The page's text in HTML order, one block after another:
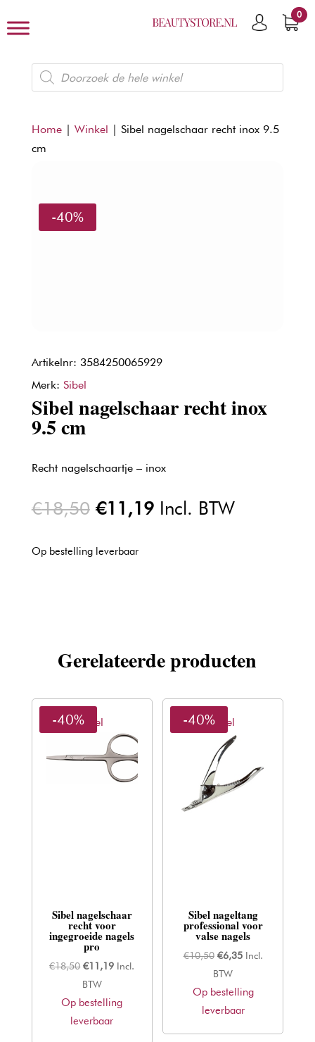
0
Producten
zoeken
Home| Winkel | Sibel nagelschaar recht inox 9.5
cm
-40%
Artikelnr: 3584250065929
Merk: Sibel
Sibel nagelschaar recht inox
9.5 cm
Recht nagelschaartje – inox
€18,50 Oorspronkelijke
was:
€11,19Huidige
Incl. BTW
Op bestelling leverbaar
Gerelateerde producten
Sibel
-40%
Sibel nagelschaar
recht voor
ingegroeide nagels
pro
€18,50 Oorspronkelijke
prijs
was:
€18,50.
€11,19Huidige
is:
Incl.
BTW
Op bestelling
leverbaar
Sibel
-40%
Sibel nageltang
professional voor
valse nagels
€10,50 Oorspronkelijke
prijs
was:
€10,50.
€6,35Huidige
is:
€6,35.
Incl.
BTW
Op bestelling
leverbaar